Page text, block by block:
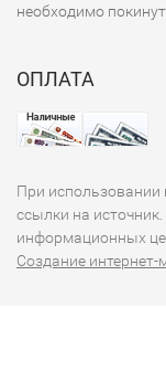
необходимо
ОПЛАТА
При использовании
ссылки на
информационных
Создание интернет-